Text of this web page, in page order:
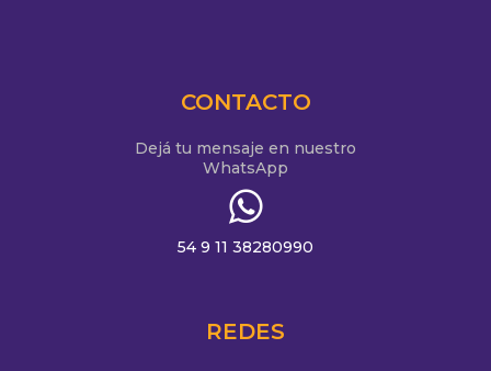
CONTACTO
Dejá tu mensaje en nuestro
WhatsApp
54 9 11 38280990
REDES